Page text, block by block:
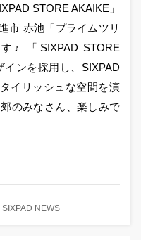
STORE AKAIKE」
市 赤池「プライムツリ
♪ 「SIXPAD STORE
ンを採用し、SIXPAD
イリッシュな空間を演
のみなさん、楽しみで
SIXPAD NEWS